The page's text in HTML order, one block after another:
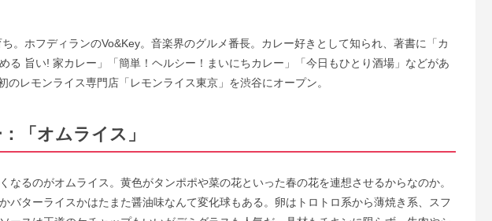
。ホフディランのVo&Key。音楽界のグルメ番長。カレー好きとして知られ、著書に「カ
る 旨い! 家カレー」「簡単！ヘルシー！まいにちカレー」「今日もひとり酒場」などがあ
のレモンライス専門店「レモンライス東京」を渋谷にオープン。
「オムライス」
なるのがオムライス。黄色がタンポポや菜の花といった春の花を連想させるからなのか。
バターライスかはたまた醤油味なんて変化球もある。卵はトロトロ系から薄焼き系、スフ